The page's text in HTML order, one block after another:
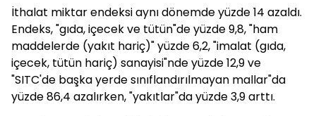
İthalat miktar endeksi aynı dönemde yüzde 14 azaldı.
Endeks, "gıda, içecek ve tütün"de yüzde 9,8, "ham
maddelerde (yakıt hariç)" yüzde 6,2, "imalat (gıda,
içecek, tütün hariç) sanayisi"nde yüzde 12,9 ve
"SITC'de başka yerde sınıflandırılmayan mallar"da
yüzde 86,4 azalırken, "yakıtlar"da yüzde 3,9 arttı.